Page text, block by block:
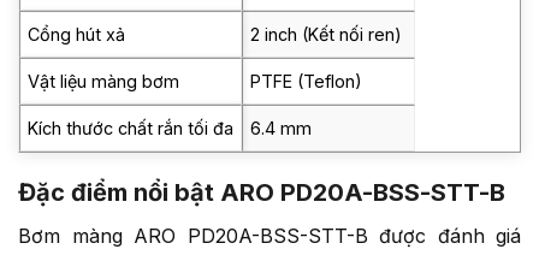
Cổng hút xả 2 inch (Kết nối ren)
Vật liệu màng bơm PTFE (Teflon)
Kích thước chất rắn tối đa 6.4 mm
Đặc điểm nổi bật ARO PD20A-BSS-STT-B
Bơm màng ARO PD20A-BSS-STT-B được đánh giá